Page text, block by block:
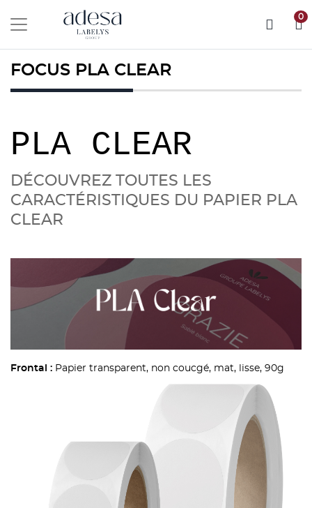
0
FOCUS PLA CLEAR
PLA CLEAR
DÉCOUVREZ TOUTES LES
CARACTÉRISTIQUES DU PAPIER PLA
CLEAR
Frontal : Papier transparent, non coucgé, mat, lisse, 90g